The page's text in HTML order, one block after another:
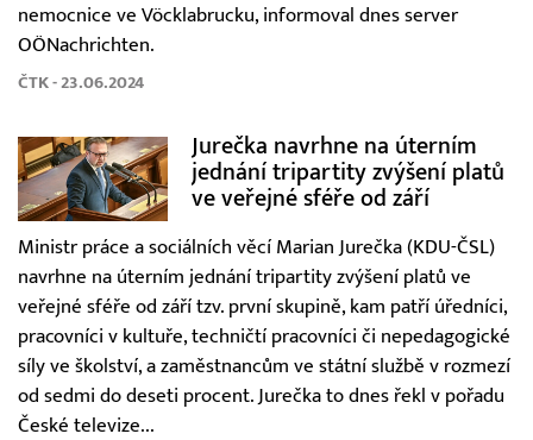
nemocnice ve Vöcklabrucku, informoval dnes server
OÖNachrichten.
ČTK - 23.06.2024
Jurečka navrhne na úterním
jednání tripartity zvýšení platů
ve veřejné sféře od září
Ministr práce a sociálních věcí Marian Jurečka (KDU-ČSL)
navrhne na úterním jednání tripartity zvýšení platů ve
veřejné sféře od září tzv. první skupině, kam patří úředníci,
pracovníci v kultuře, techničtí pracovníci či nepedagogické
síly ve školství, a zaměstnancům ve státní službě v rozmezí
od sedmi do deseti procent. Jurečka to dnes řekl v pořadu
České televize...